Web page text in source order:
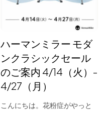
ハーマンミラー モダ
ンクラシックセール
のご案内 4/14（火）-
4/27（月）
こんにちは。花粉症がやっと